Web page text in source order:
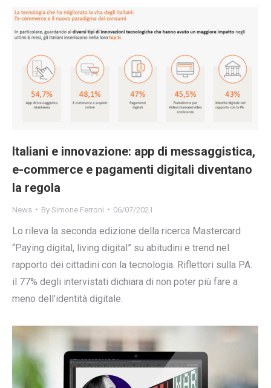
Italiani e innovazione: app di messaggistica,
e-commerce e pagamenti digitali diventano
la regola
News By Simone Ferroni 06/07/2021
Lo rileva la seconda edizione della ricerca Mastercard
“Paying digital, living digital” su abitudini e trend nel
rapporto dei cittadini con la tecnologia. Riflettori sulla PA:
il 77% degli intervistati dichiara di non poter più fare a
meno dell’identità digitale.